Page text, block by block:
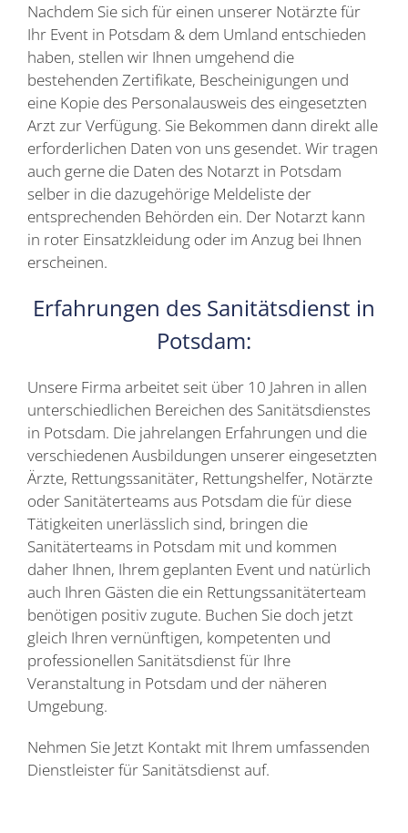
Nachdem Sie sich für einen unserer Notärzte für
Ihr Event in Potsdam & dem Umland entschieden
haben, stellen wir Ihnen umgehend die
bestehenden Zertifikate, Bescheinigungen und
eine Kopie des Personalausweis des eingesetzten
Arzt zur Verfügung. Sie Bekommen dann direkt alle
erforderlichen Daten von uns gesendet. Wir tragen
auch gerne die Daten des Notarzt in Potsdam
selber in die dazugehörige Meldeliste der
entsprechenden Behörden ein. Der Notarzt kann
in roter Einsatzkleidung oder im Anzug bei Ihnen
erscheinen.
Erfahrungen des Sanitätsdienst in
Potsdam:
Unsere Firma arbeitet seit über 10 Jahren in allen
unterschiedlichen Bereichen des Sanitätsdienstes
in Potsdam. Die jahrelangen Erfahrungen und die
verschiedenen Ausbildungen unserer eingesetzten
Ärzte, Rettungssanitäter, Rettungshelfer, Notärzte
oder Sanitäterteams aus Potsdam die für diese
Tätigkeiten unerlässlich sind, bringen die
Sanitäterteams in Potsdam mit und kommen
daher Ihnen, Ihrem geplanten Event und natürlich
auch Ihren Gästen die ein Rettungssanitäterteam
benötigen positiv zugute. Buchen Sie doch jetzt
gleich Ihren vernünftigen, kompetenten und
professionellen Sanitätsdienst für Ihre
Veranstaltung in Potsdam und der näheren
Umgebung.
Nehmen Sie Jetzt Kontakt mit Ihrem umfassenden
Dienstleister für Sanitätsdienst auf.